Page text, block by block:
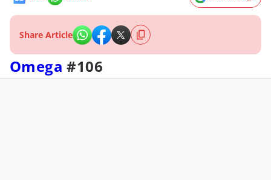
Share Article
Omega #106